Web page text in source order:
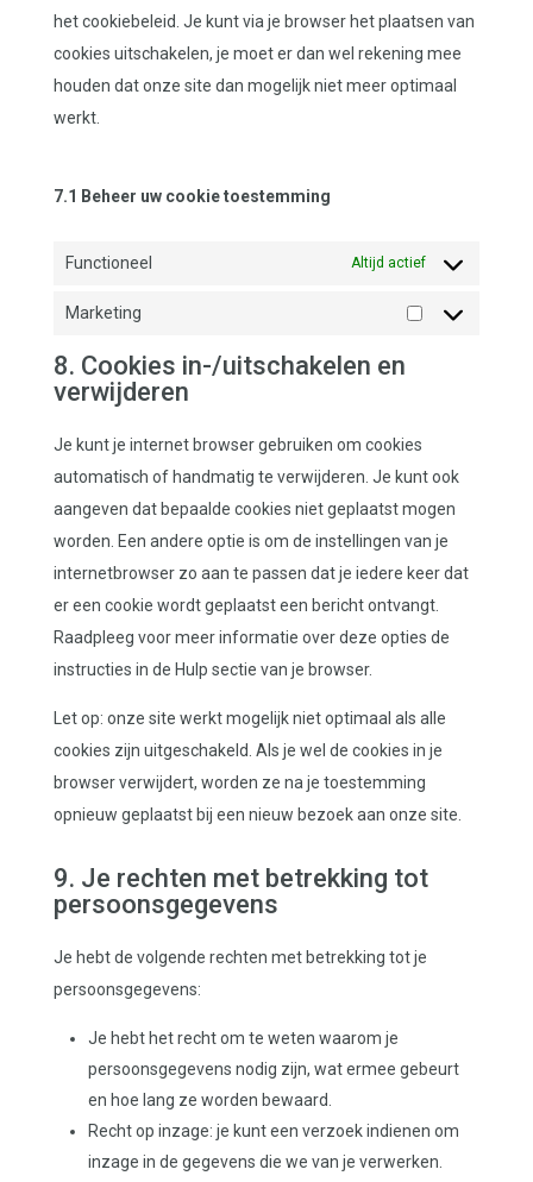
het cookiebeleid. Je kunt via je browser het plaatsen van
cookies uitschakelen, je moet er dan wel rekening mee
houden dat onze site dan mogelijk niet meer optimaal
werkt.
7.1 Beheer uw cookie toestemming
Functioneel Altijd actief
Marketing
Marketing
8. Cookies in-/uitschakelen en
verwijderen
Je kunt je internet browser gebruiken om cookies
automatisch of handmatig te verwijderen. Je kunt ook
aangeven dat bepaalde cookies niet geplaatst mogen
worden. Een andere optie is om de instellingen van je
internetbrowser zo aan te passen dat je iedere keer dat
er een cookie wordt geplaatst een bericht ontvangt.
Raadpleeg voor meer informatie over deze opties de
instructies in de Hulp sectie van je browser.
Let op: onze site werkt mogelijk niet optimaal als alle
cookies zijn uitgeschakeld. Als je wel de cookies in je
browser verwijdert, worden ze na je toestemming
opnieuw geplaatst bij een nieuw bezoek aan onze site.
9. Je rechten met betrekking tot
persoonsgegevens
Je hebt de volgende rechten met betrekking tot je
persoonsgegevens:
Je hebt het recht om te weten waarom je
persoonsgegevens nodig zijn, wat ermee gebeurt
en hoe lang ze worden bewaard.
Recht op inzage: je kunt een verzoek indienen om
inzage in de gegevens die we van je verwerken.